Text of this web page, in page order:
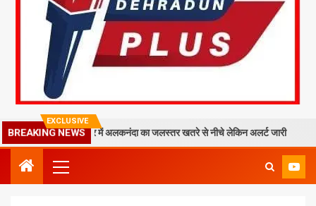
EXCLUSIVE
BREAKING NEWS
गिरा मलबा, श्रीनगर में अलकनंदा का जलस्तर खतरे से नीचे लेकिन अलर्ट जारी